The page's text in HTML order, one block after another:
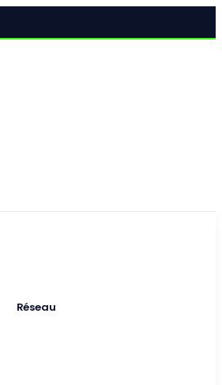
Réseau